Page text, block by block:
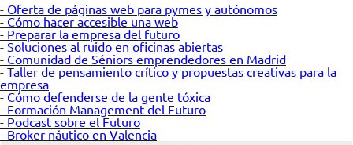
- Oferta de páginas web para pymes y autónomos
- Cómo hacer accesible una web
- Preparar la empresa del futuro
- Soluciones al ruido en oficinas abiertas
- Comunidad de Séniors emprendedores en Madrid
- Taller de pensamiento crítico y propuestas creativas para la
empresa
- Cómo defenderse de la gente tóxica
- Formación Management del Futuro
- Podcast sobre el Futuro
- Broker náutico en Valencia